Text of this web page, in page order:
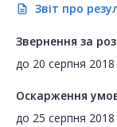
description Звіт про
Звернення за
до 20 серпня 2018
Оскарження умов
до 25 серпня 2018